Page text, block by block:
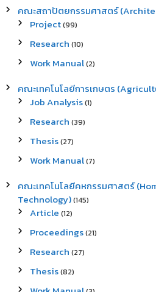
คณะสถาปัตยกรรมศาสตร์
Project(99)
Research (10)
Work Manual(2)
คณะเทคโนโลยีการเกษตร
Job Analysis(1)
Research (39)
Thesis(27)
Work Manual(7)
คณะเทคโนโลยีคหกรรมศาสตร์
Technology)(145)
Article (12)
Proceedings(21)
Research (27)
Thesis(82)